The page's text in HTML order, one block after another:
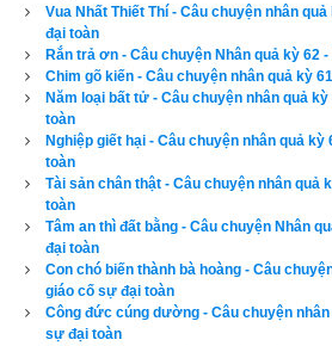
– Bà-la-môn! Sức bảo vệ của ông rất
tạo lại rất lớn!
Bà-la-môn đem dê đi thả, và ra lệnh
sai bọn học trò cùng đi chung đường
chạy vào khu rừng cây rậm ở dưới
cổ lên gặm lá cây mà ăn. Đúng ngay
đá bỗng vang lên một tiếng sấm, một
rơi trúng ngay cổ con dê đang vươn
đầu mà chết. Có rất nhiều người bèn
quanh.
Vua Nhất Thiết Thí - Câu chuyện nhân
đại toàn
Rắn trả ơn - Câu chuyện Nhân quả kỳ 62
Chim gõ kiến - Câu chuyện nhân quả kỳ
Năm loại bất tử - Câu chuyện nhân quả
toàn
Nghiệp giết hại - Câu chuyện nhân quả
toàn
Tài sản chân thật - Câu chuyện nhân quả
toàn
Tâm an thì đất bằng - Câu chuyện Nhân
đại toàn
Con chó biến thành bà hoàng - Câu
giáo cố sự đại toàn
Công đức cúng dường - Câu chuyện
sự đại toàn